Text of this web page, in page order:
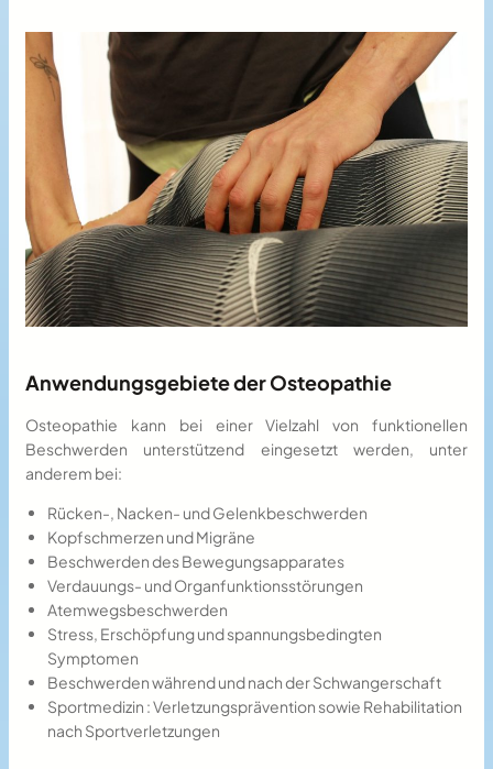
Anwendungsgebiete der Osteopathie
Osteopathie kann bei einer Vielzahl von funktionellen
Beschwerden unterstützend eingesetzt werden, unter
anderem bei:
Rücken-, Nacken- und Gelenkbeschwerden
Kopfschmerzen und Migräne
Beschwerden des Bewegungsapparates
Verdauungs- und Organfunktionsstörungen
Atemwegsbeschwerden
Stress, Erschöpfung und spannungsbedingten
Symptomen
Beschwerden während und nach der Schwangerschaft
Sportmedizin : Verletzungsprävention sowie Rehabilitation
nach Sportverletzungen